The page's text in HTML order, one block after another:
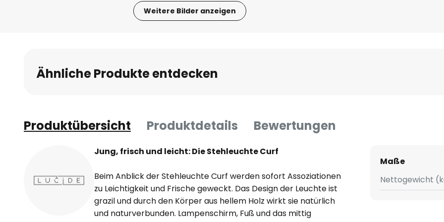
Weitere Bilder anzeigen
Bildgalerie
springen
Ähnliche Produkte entdecken
Produktübersicht Produktdetails Bewertungen
Jung, frisch und leicht: Die Stehleuchte Curf
Beim Anblick der Stehleuchte Curf werden sofort Assoziationen
zu Leichtigkeit und Frische geweckt. Das Design der Leuchte ist
grazil und durch den Körper aus hellem Holz wirkt sie natürlich
und naturverbunden. Lampenschirm, Fuß und das mittig
Maße
Nettogewicht